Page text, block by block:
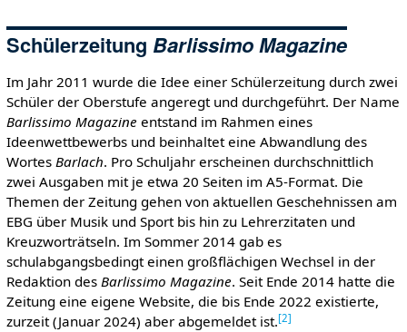
Schülerzeitung Barlissimo Magazine
Im Jahr 2011 wurde die Idee einer Schülerzeitung durch zwei
Schüler der Oberstufe angeregt und durchgeführt. Der Name
Barlissimo Magazine entstand im Rahmen eines
Ideenwettbewerbs und beinhaltet eine Abwandlung des
Wortes Barlach. Pro Schuljahr erscheinen durchschnittlich
zwei Ausgaben mit je etwa 20 Seiten im A5-Format. Die
Themen der Zeitung gehen von aktuellen Geschehnissen am
EBG über Musik und Sport bis hin zu Lehrerzitaten und
Kreuzworträtseln. Im Sommer 2014 gab es
schulabgangsbedingt einen großflächigen Wechsel in der
Redaktion des Barlissimo Magazine. Seit Ende 2014 hatte die
Zeitung eine eigene Website, die bis Ende 2022 existierte,
zurzeit (Januar 2024) aber abgemeldet ist.[2]